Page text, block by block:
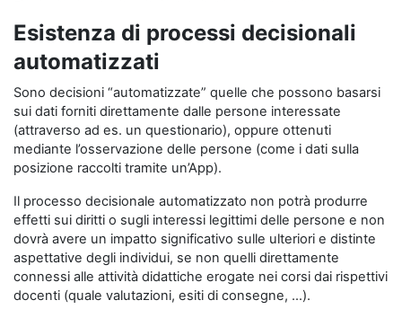
Esistenza di processi decisionali
automatizzati
Sono decisioni “automatizzate” quelle che possono basarsi
sui dati forniti direttamente dalle persone interessate
(attraverso ad es. un questionario), oppure ottenuti
mediante l’osservazione delle persone (come i dati sulla
posizione raccolti tramite un’App).
Il processo decisionale automatizzato non potrà produrre
effetti sui diritti o sugli interessi legittimi delle persone e non
dovrà avere un impatto significativo sulle ulteriori e distinte
aspettative degli individui, se non quelli direttamente
connessi alle attività didattiche erogate nei corsi dai rispettivi
docenti (quale valutazioni, esiti di consegne, …).